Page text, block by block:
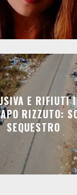
E RIFIUTI
RIZZUTO:
SEQUESTRO